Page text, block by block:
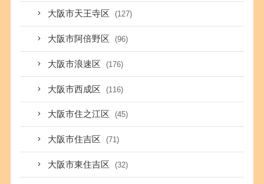
大阪市天王寺区 (127)
大阪市阿倍野区 (96)
大阪市浪速区 (176)
大阪市西成区 (116)
大阪市住之江区 (45)
大阪市住吉区 (71)
大阪市東住吉区 (32)